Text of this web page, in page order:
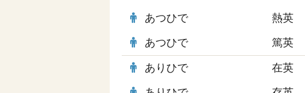
あつひで 熱英
あつひで 篤英
ありひで 在英